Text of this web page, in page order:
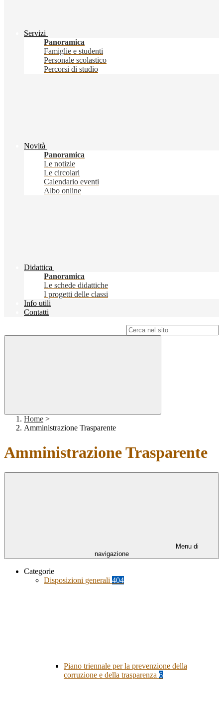
Servizi
Panoramica
Famiglie e studenti
Personale scolastico
Percorsi di studio
Novità
Panoramica
Le notizie
Le circolari
Calendario eventi
Albo online
Didattica
Panoramica
Le schede didattiche
I progetti delle classi
Info utili
Contatti
Home >
Amministrazione Trasparente
Amministrazione Trasparente
Menu di
navigazione
Categorie
Disposizioni generali 404
Piano triennale per la prevenzione della
corruzione e della trasparenza 6